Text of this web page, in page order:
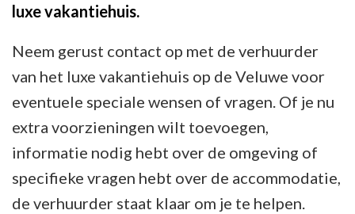
luxe vakantiehuis.
Neem gerust contact op met de verhuurder
van het luxe vakantiehuis op de Veluwe voor
eventuele speciale wensen of vragen. Of je nu
extra voorzieningen wilt toevoegen,
informatie nodig hebt over de omgeving of
specifieke vragen hebt over de accommodatie,
de verhuurder staat klaar om je te helpen.